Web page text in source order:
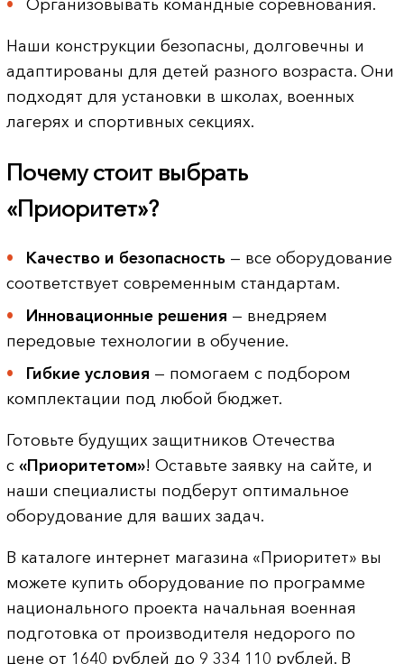
Организовывать командные соревнования.
Наши конструкции безопасны, долговечны и
адаптированы для детей разного возраста. Они
подходят для установки в школах, военных
лагерях и спортивных секциях.
Почему стоит выбрать
«Приоритет»?
Качество и безопасность — все оборудование
соответствует современным стандартам.
Инновационные решения — внедряем
передовые технологии в обучение.
Гибкие условия — помогаем с подбором
комплектации под любой бюджет.
Готовьте будущих защитников Отечества
с«Приоритетом»! Оставьте заявку на сайте, и
наши специалисты подберут оптимальное
оборудование для ваших задач.
В каталоге интернет магазина «Приоритет» вы
можете купить оборудование по программе
национального проекта начальная военная
подготовка от производителя недорого по
цене от 1640 рублей до 9 334 110 рублей. В